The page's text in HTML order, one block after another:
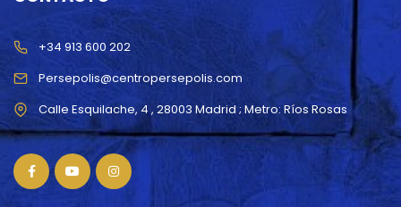
Persepolis@centropersepolis.com
+34 913 600 202